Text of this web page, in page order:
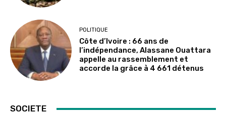
POLITIQUE
Côte d’Ivoire : 66 ans de
l’indépendance, Alassane Ouattara
appelle au rassemblement et
accorde la grâce à 4 661 détenus
SOCIETE